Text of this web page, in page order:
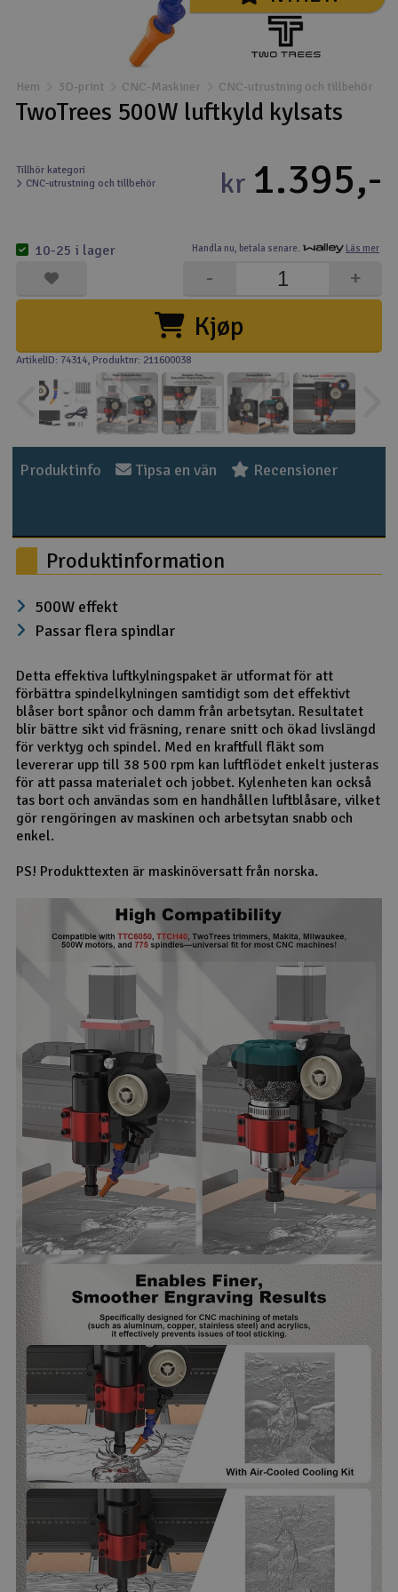
Drönare
Drönare för FPV
Flygplan
Kamerautrustning
Modellbygg- och byggsatser
Modelljärnväg
Motor & tillbehör
Outlet
Radioutrustning
Scooter & elfordon
Smarthem, lek och hobby
Verktyg, utrustning och tillbehör
Presentkort
Hem 3D-print CNC-Maskiner CNC-utrustning och tillbehör
TwoTrees 500W luftkyld kylsats
Tillhör kategori
CNC-utrustning och tillbehör
Handla nu, betala senare. Läs mer
kr 1.395,-
Kjøp
+
-
10-25 i lager
ArtikelID: 74314, Produktnr: 211600038
Produktinfo Tipsa en vän Recensioner
Produktinformation
500W effekt
Passar flera spindlar
Detta effektiva luftkylningspaket är utformat för att
förbättra spindelkylningen samtidigt som det effektivt
blåser bort spånor och damm från arbetsytan. Resultatet
blir bättre sikt vid fräsning, renare snitt och ökad livslängd
för verktyg och spindel. Med en kraftfull fläkt som
levererar upp till 38 500 rpm kan luftflödet enkelt justeras
för att passa materialet och jobbet. Kylenheten kan också
tas bort och användas som en handhållen luftblåsare, vilket
gör rengöringen av maskinen och arbetsytan snabb och
enkel.
PS! Produkttexten är maskinöversatt från norska.